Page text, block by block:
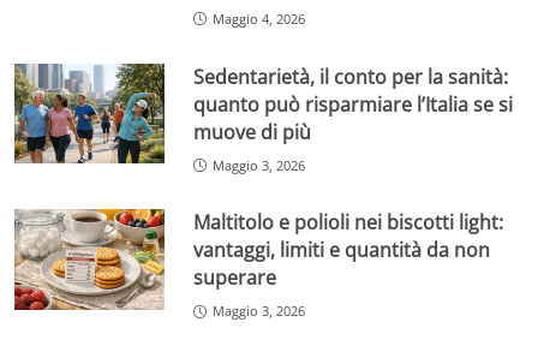
Maggio 4, 2026
Sedentarietà, il conto per la sanità:
quanto può risparmiare l’Italia se si
muove di più
Maggio 3, 2026
Maltitolo e polioli nei biscotti light:
vantaggi, limiti e quantità da non
superare
Maggio 3, 2026